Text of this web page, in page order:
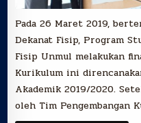
Pada 26 Maret 2019,
Dekanat Fisip, Program
Fisip Unmul melakukan
Kurikulum ini
Akademik 2019/2020.
oleh Tim Pengembangan